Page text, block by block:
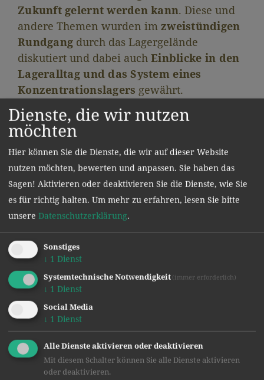
Zukunft gelernt werden kann. Diese und
andere Themen wurden im zweistündigen
Rundgang durch das Lagergelände
diskutiert und dabei auch Einblicke in den
Lageralltag und das System eines
Konzentrationslagers gewährt.
Text und Bilder: Mag. Thomas Striednig
Dienste, die wir nutzen
möchten
Hier können Sie die Dienste, die wir auf dieser Website
nutzen möchten, bewerten und anpassen. Sie haben das
Sagen! Aktivieren oder deaktivieren Sie die Dienste, wie Sie
es für richtig halten. Um mehr zu erfahren, lesen Sie bitte
unsere Datenschutzerklärung.
Sonstiges
↓ 1 Dienst
Systemtechnische Notwendigkeit (immer erforderlich)
↓ 1 Dienst
Social Media
↓ 1 Dienst
Alle Dienste aktivieren oder deaktivieren
Mit diesem Schalter können Sie alle Dienste aktivieren
oder deaktivieren.